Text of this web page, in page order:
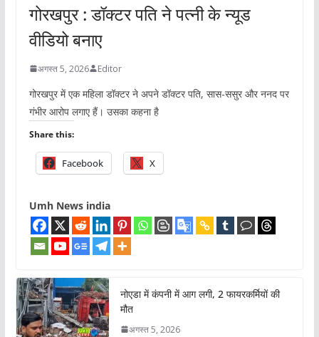
गोरखपुर : डॉक्टर पति ने पत्नी के न्यूड
वीडियो बनाए
अगस्त 5, 2026 Editor
गोरखपुर में एक महिला डॉक्टर ने अपने डॉक्टर पति, सास-ससुर और ननद पर
गंभीर आरोप लगाए हैं। उसका कहना है
Share this:
Facebook X
Umh News india
नोएडा में कंपनी में आग लगी, 2 फायरकर्मियों की
मौत
अगस्त 5, 2026